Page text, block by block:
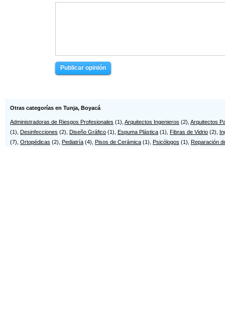
Publicar opinión
Otras categorías en Tunja, Boyacá
Administradoras de Riesgos Profesionales (1), Arquitectos Ingenieros (2), Arquitectos
(1), Desinfecciones (2), Diseño Gráfico (1), Espuma Plástica (1), Fibras de Vidrio (2),
(7), Ortopédicas (2), Pediatría (4), Pisos de Cerámica (1), Psicólogos (1), Reparación